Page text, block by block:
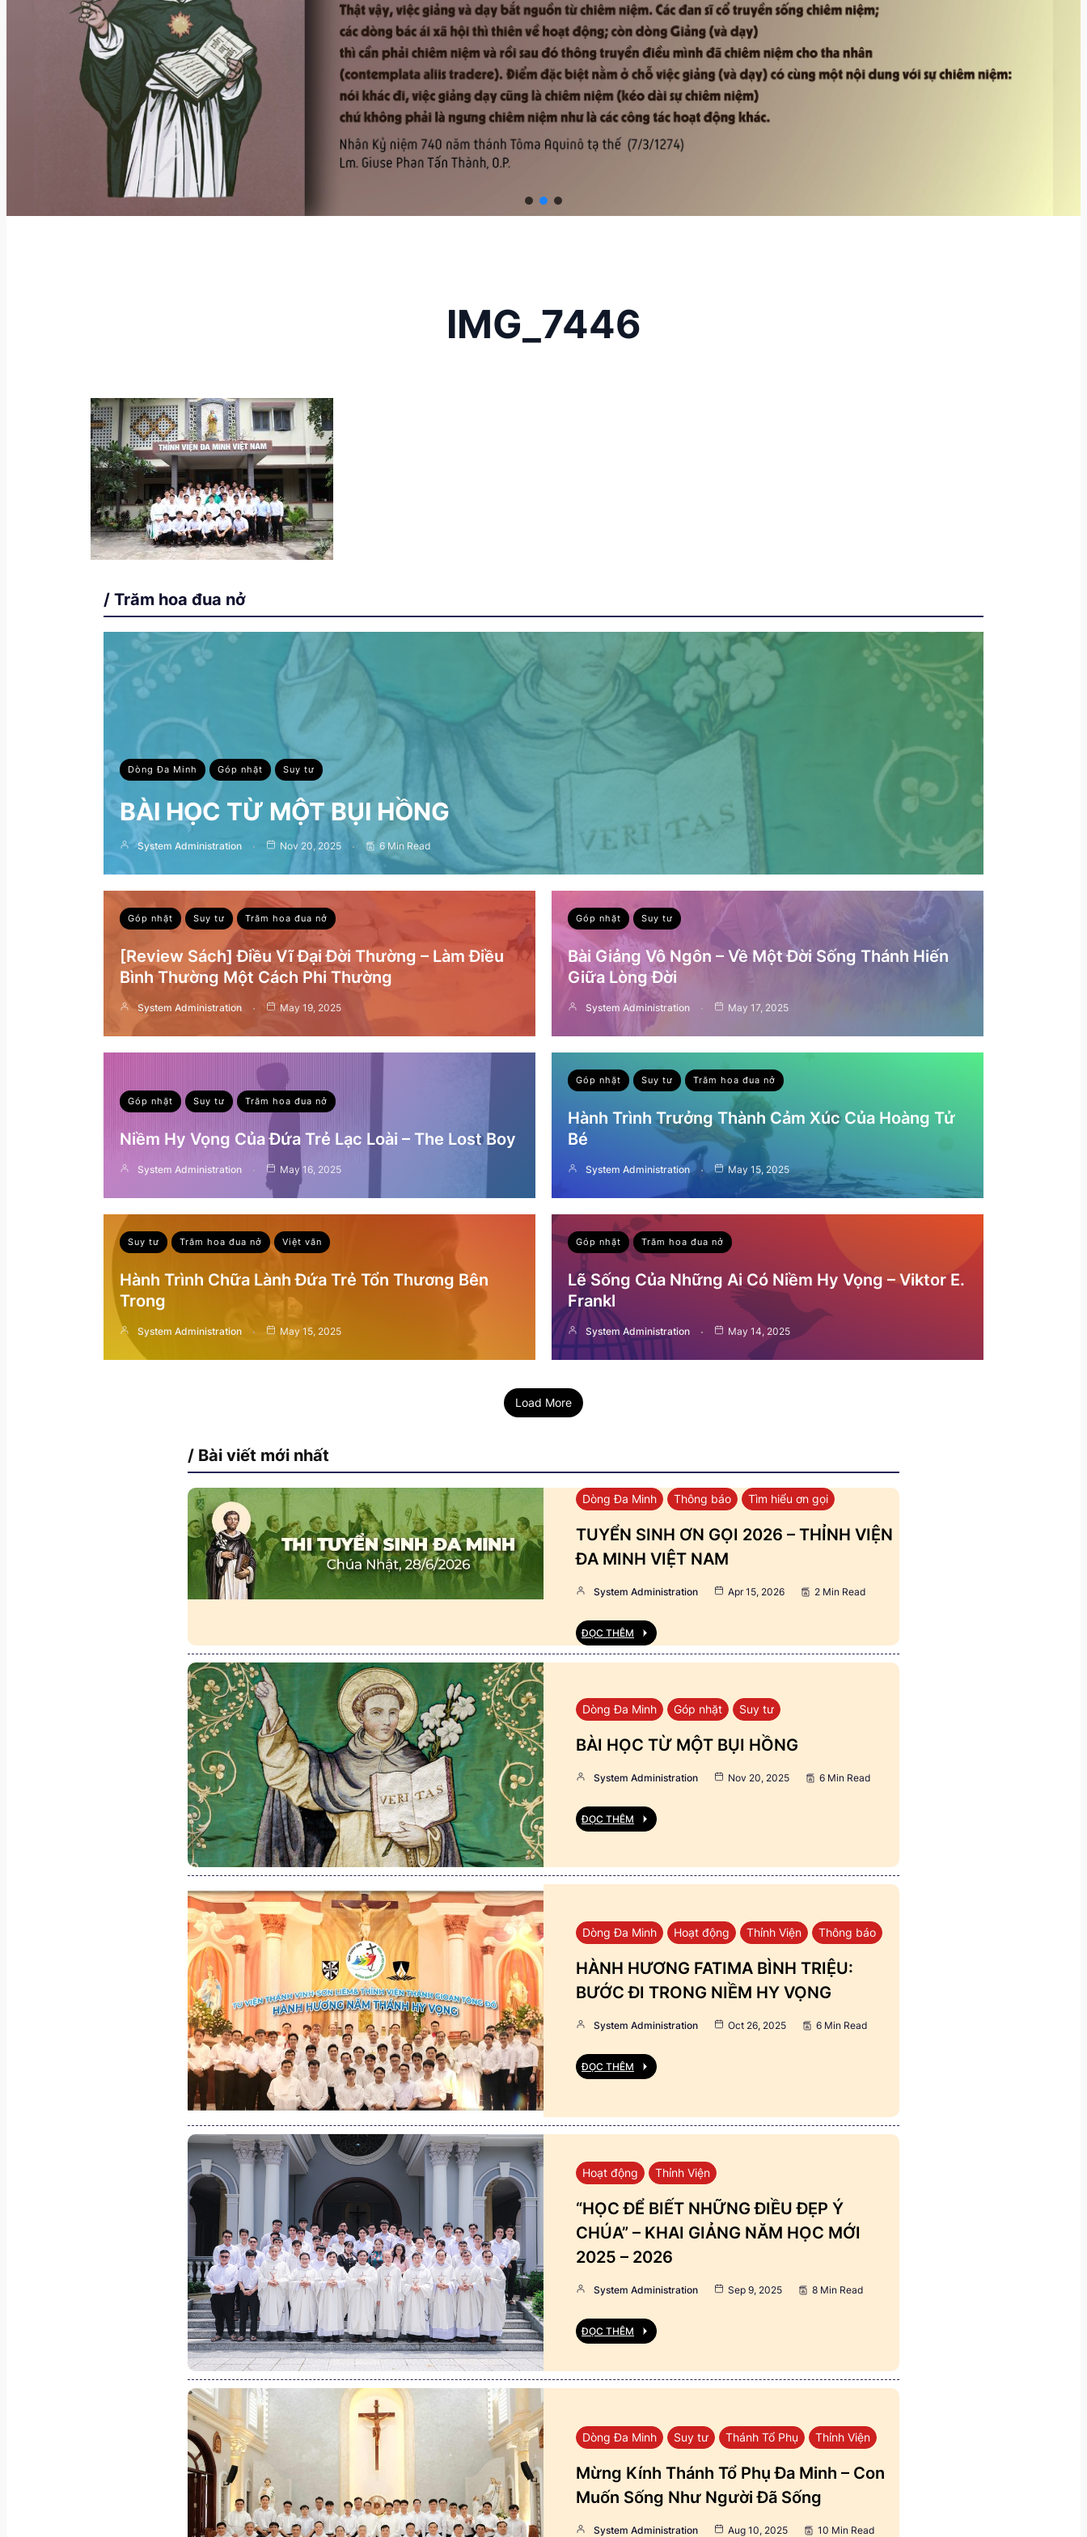
IMG_7446
/ Trăm hoa đua nở
Dòng Đa Minh Góp nhặt Suy tư
BÀI HỌC TỪ MỘT BỤI HỒNG
System Administration Nov 20, 2025 6 Min Read
Góp nhặt Suy tư Trăm hoa đua nở
[Review Sách] Điều Vĩ Đại Đời Thường – Làm Điều
Bình Thường Một Cách Phi Thường
System Administration May 19, 2025
Góp nhặt Suy tư
Bài Giảng Vô Ngôn – Về Một Đời Sống Thánh Hiến
Giữa Lòng Đời
System Administration May 17, 2025
Góp nhặt Suy tư Trăm hoa đua nở
Niềm Hy Vọng Của Đứa Trẻ Lạc Loài – The Lost Boy
System Administration May 16, 2025
Góp nhặt Suy tư Trăm hoa đua nở
Hành Trình Trưởng Thành Cảm Xúc Của Hoàng Tử
Bé
System Administration May 15, 2025
Suy tư Trăm hoa đua nở Việt văn
Hành Trình Chữa Lành Đứa Trẻ Tổn Thương Bên
Trong
System Administration May 15, 2025
Góp nhặt Trăm hoa đua nở
Lẽ Sống Của Những Ai Có Niềm Hy Vọng – Viktor E.
Frankl
System Administration May 14, 2025
Load More
/ Bài viết mới nhất
Dòng Đa Minh Thông báo Tìm hiểu ơn gọi
TUYỂN SINH ƠN GỌI 2026 – THỈNH VIỆN
ĐA MINH VIỆT NAM
System Administration Apr 15, 2026 2 Min Read
ĐỌC THÊM
Dòng Đa Minh Góp nhặt Suy tư
BÀI HỌC TỪ MỘT BỤI HỒNG
System Administration Nov 20, 2025 6 Min Read
ĐỌC THÊM
Dòng Đa Minh Hoạt động Thỉnh Viện Thông báo
HÀNH HƯƠNG FATIMA BÌNH TRIỆU:
BƯỚC ĐI TRONG NIỀM HY VỌNG
System Administration Oct 26, 2025 6 Min Read
ĐỌC THÊM
Hoạt động Thỉnh Viện
“HỌC ĐỂ BIẾT NHỮNG ĐIỀU ĐẸP Ý
CHÚA” – KHAI GIẢNG NĂM HỌC MỚI
2025 – 2026
System Administration Sep 9, 2025 8 Min Read
ĐỌC THÊM
Dòng Đa Minh Suy tư Thánh Tổ Phụ Thỉnh Viện
Mừng Kính Thánh Tổ Phụ Đa Minh – Con
Muốn Sống Như Người Đã Sống
System Administration Aug 10, 2025 10 Min Read